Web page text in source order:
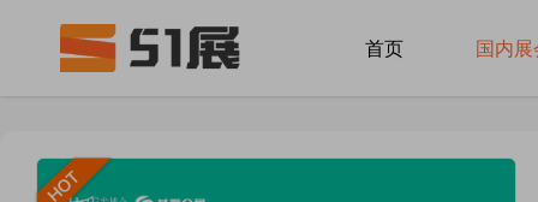
首页 国内展